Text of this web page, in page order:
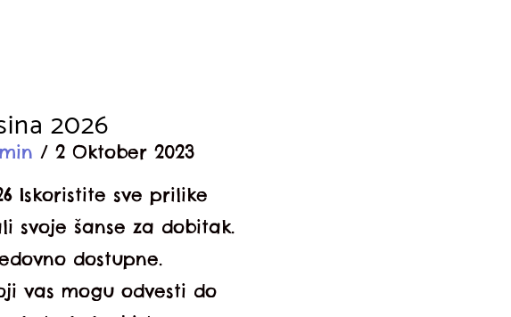
2026
/ 2 Oktober 2023
Iskoristite sve prilike
svoje šanse za dobitak.
dostupne.
vas mogu odvesti do